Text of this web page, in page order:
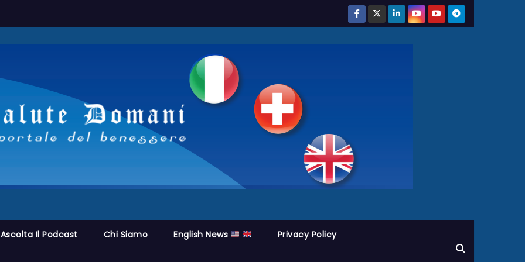
Ascolta Il Podcast Chi Siamo English News Privacy Policy